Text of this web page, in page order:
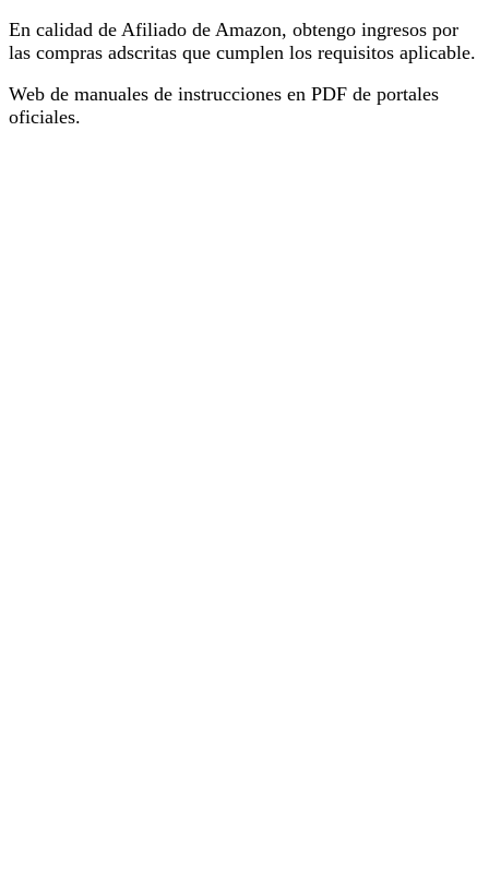
En calidad de Afiliado de Amazon, obtengo ingresos por
las compras adscritas que cumplen los requisitos aplicable.
Web de manuales de instrucciones en PDF de portales
oficiales.